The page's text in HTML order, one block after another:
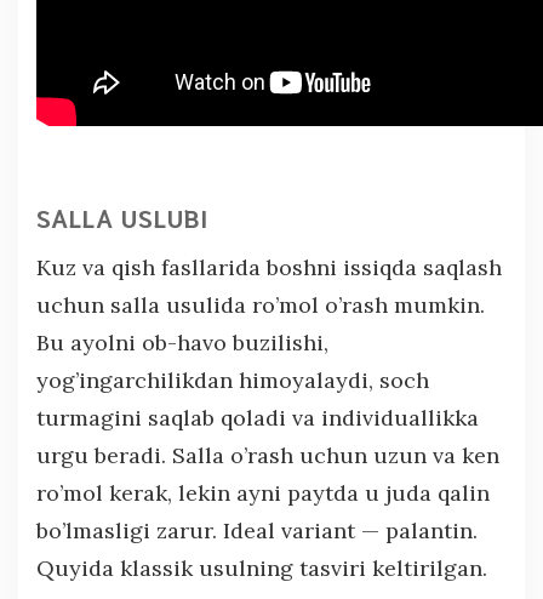
SALLA USLUBI
Kuz va qish fasllarida boshni issiqda saqlash
uchun salla usulida ro’mol o’rash mumkin.
Bu ayolni ob-havo buzilishi,
yog’ingarchilikdan himoyalaydi, soch
turmagini saqlab qoladi va individuallikka
urgu beradi. Salla o’rash uchun uzun va ken
ro’mol kerak, lekin ayni paytda u juda qalin
bo’lmasligi zarur. Ideal variant — palantin.
Quyida klassik usulning tasviri keltirilgan.